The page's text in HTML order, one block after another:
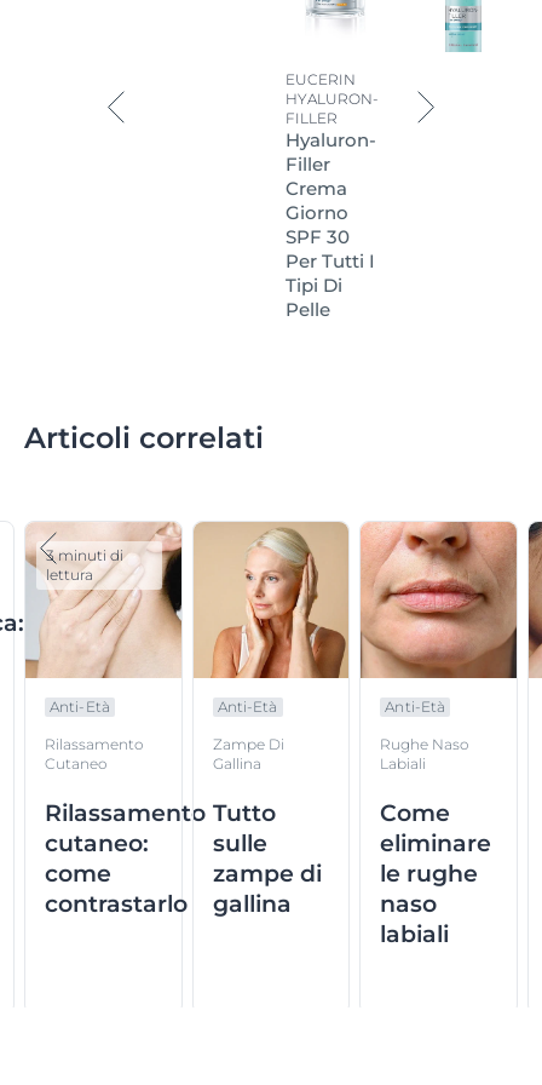
EUCERIN
HYALURON-
FILLER
Hyaluron-
Filler
Crema
Giorno
SPF 30
Per Tutti I
Tipi Di
Pelle
Articoli correlati
Anti-Età
Rilassamento
Cutaneo
Rilassamento
cutaneo:
come
contrastarlo
3 minuti di
lettura
Anti-Età
Zampe Di
Gallina
Tutto
sulle
zampe di
gallina
Anti-Età
Rughe Naso
Labiali
Come
eliminare
le rughe
naso
labiali